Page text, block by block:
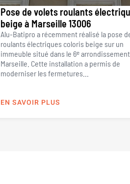
Pose de volets roulants
beige à Marseille 13006
Alu-Batipro a récemment réalisé la pose
roulants électriques coloris beige sur un
immeuble situé dans le 6ᵉ
Marseille. Cette installation a permis de
moderniser les fermetures...
EN SAVOIR PLUS